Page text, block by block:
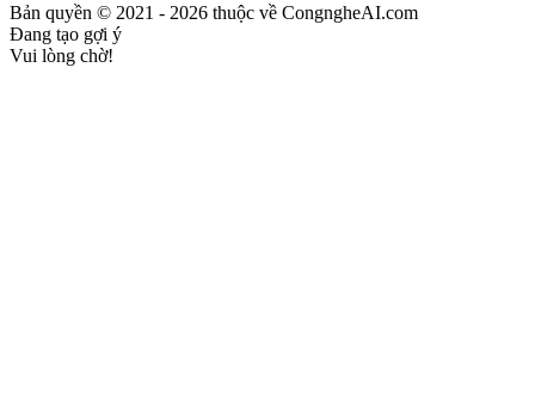
Bản quyền © 2021 - 2026 thuộc về CongngheAI.com
Đang tạo gợi ý
Vui lòng chờ!